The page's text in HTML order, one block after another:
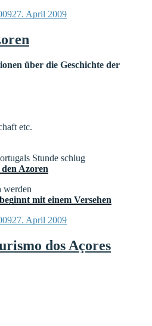
27. April 2009
über die Geschichte der
etc.
Stunde schlug
Azoren
werden
mit einem Versehen
27. April 2009
dos Açores